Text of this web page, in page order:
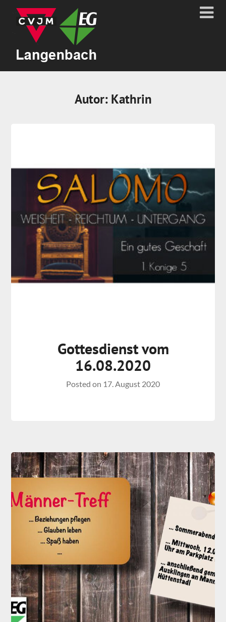
Autor: Kathrin
Gottesdienst vom
16.08.2020
Posted on 17. August 2020